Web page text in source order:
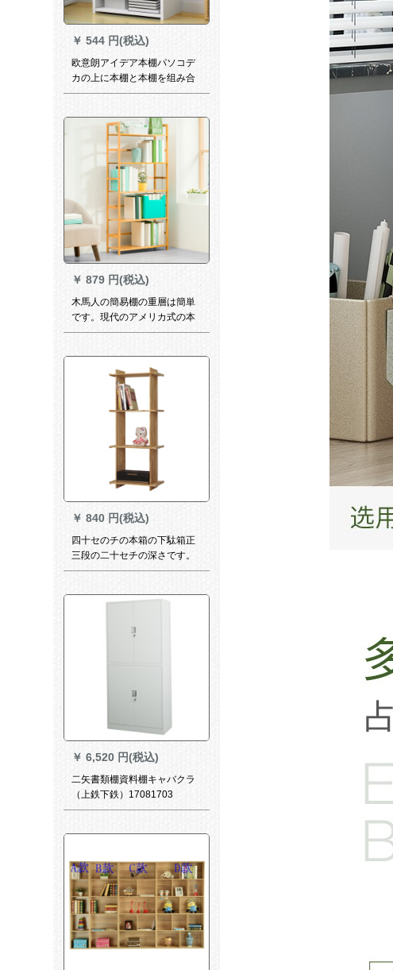
￥ 544 円(税込)
欧意朗アイデア本棚パソコデ
カの上に本棚と本棚を组み合
わせた简易收纳棚5段建ててチ
￥ 879 円(税込)
木馬人の簡易棚の重層は簡単
です。現代のアメリカ式の本
棚のベットに着ています。セ
￥ 840 円(税込)
四十セのチの本箱の下駄箱正
三段の二十セチの深さです。
￥ 6,520 円(税込)
二矢書類棚資料棚キャバクラ
（上鉄下鉄）17081703